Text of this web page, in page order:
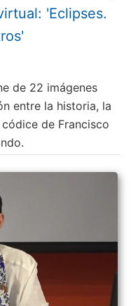
'Eclipses.
de 22 imágenes
entre la historia, la
de Francisco